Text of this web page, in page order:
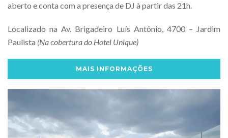
aberto e conta com a presença de DJ à partir das 21h.
Localizado na Av. Brigadeiro Luís Antônio, 4700 – Jardim
Paulista (Na cobertura do Hotel Unique)
MAIS INFORMAÇÕES